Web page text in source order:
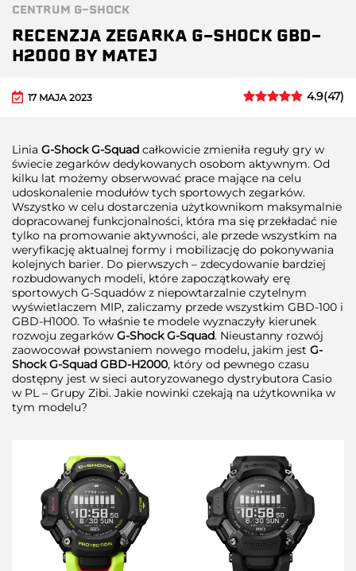
CENTRUM G-SHOCK
RECENZJA ZEGARKA G-SHOCK GBD-
H2000 BY MATEJ
17 MAJA 2023 4.9(47)
Linia G-Shock G-Squad całkowicie zmieniła reguły gry w
świecie zegarków dedykowanych osobom aktywnym. Od
kilku lat możemy obserwować prace mające na celu
udoskonalenie modułów tych sportowych zegarków.
Wszystko w celu dostarczenia użytkownikom maksymalnie
dopracowanej funkcjonalności, która ma się przekładać nie
tylko na promowanie aktywności, ale przede wszystkim na
weryfikację aktualnej formy i mobilizację do pokonywania
kolejnych barier. Do pierwszych – zdecydowanie bardziej
rozbudowanych modeli, które zapoczątkowały erę
sportowych G-Squadów z niepowtarzalnie czytelnym
wyświetlaczem MIP, zaliczamy przede wszystkim GBD-100 i
GBD-H1000. To właśnie te modele wyznaczyły kierunek
rozwoju zegarków G-Shock G-Squad. Nieustanny rozwój
zaowocował powstaniem nowego modelu, jakim jest G-
Shock G-Squad GBD-H2000, który od pewnego czasu
dostępny jest w sieci autoryzowanego dystrybutora Casio
w PL – Grupy Zibi. Jakie nowinki czekają na użytkownika w
tym modelu?